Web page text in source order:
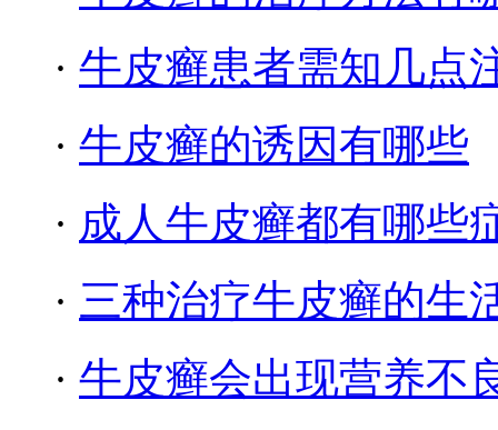
· 牛皮癣患者需知几点
· 牛皮癣的诱因有哪些
· 成人牛皮癣都有哪些
· 三种治疗牛皮癣的生
· 牛皮癣会出现营养不